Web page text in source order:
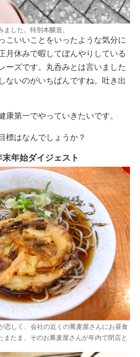
した。特別本醸造。
いいことをいったような気分に
月休みで暇してぼんやりしている
ーズです。丸呑みとは言いました
ないのがいちばんですね。吐き出
第一でやっていきたいです。
標はなんでしょうか？
末年始ダイジェスト
恋しく、会社の近くの蕎麦屋さんにお昼食
またま、そのお蕎麦屋さんが年内で閉店と